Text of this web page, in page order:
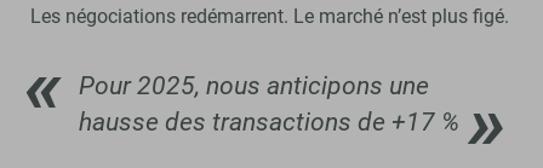
Les négociations redémarrent. Le marché n’est plus figé.
Pour 2025, nous anticipons une
hausse des transactions de +17 %